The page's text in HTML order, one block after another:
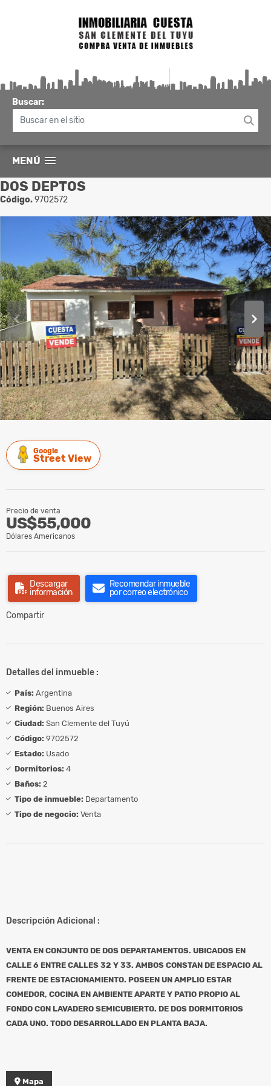
Buscar:
MENÚ
DOS DEPTOS
Código.9702572
Google
Street View
Precio de venta
US$55,000
Dólares Americanos
Descargar
información
Recomendar inmueble
por correo electrónico
Compartir
Detalles del inmueble :
País: Argentina
Región: Buenos Aires
Ciudad: San Clemente del Tuyú
Código: 9702572
Estado: Usado
Dormitorios: 4
Baños: 2
Tipo de inmueble: Departamento
Tipo de negocio: Venta
Descripción Adicional :
VENTA EN CONJUNTO DE DOS DEPARTAMENTOS. UBICADOS EN
CALLE 6 ENTRE CALLES 32 Y 33. AMBOS CONSTAN DE ESPACIO AL
FRENTE DE ESTACIONAMIENTO. POSEEN UN AMPLIO ESTAR
COMEDOR, COCINA EN AMBIENTE APARTE Y PATIO PROPIO AL
FONDO CON LAVADERO SEMICUBIERTO. DE DOS DORMITORIOS
CADA UNO. TODO DESARROLLADO EN PLANTA BAJA.
Mapa